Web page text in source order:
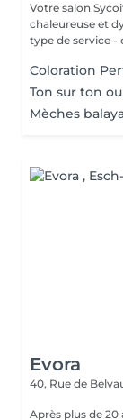
Votre salon
chaleureuse et dynamique. Sycoiff
type de service -
Coloration
Ton sur ton
Mèches
Evora
40, Rue de
Après plus de 20